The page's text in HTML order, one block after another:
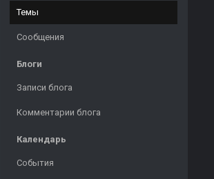
Темы
Сообщения
Блоги
Записи блога
Комментарии блога
Календарь
События